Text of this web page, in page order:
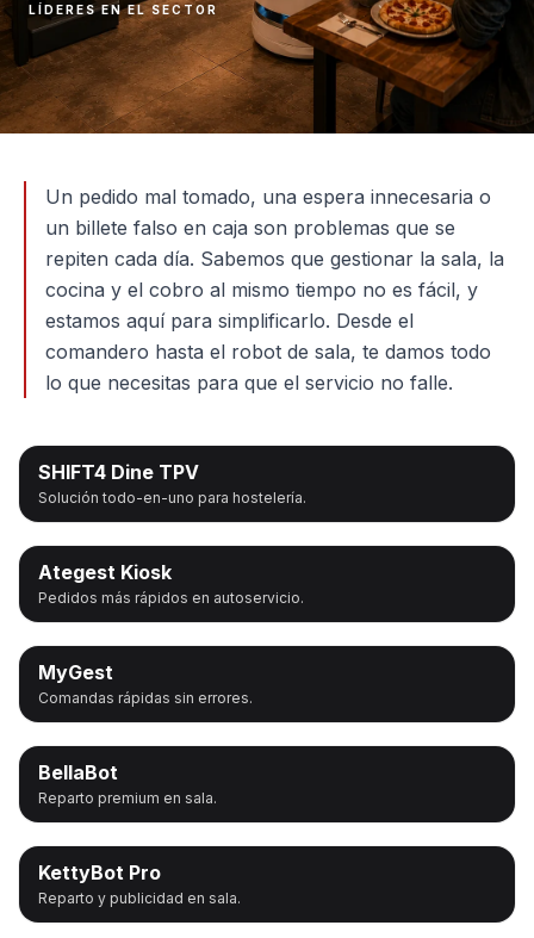
LÍDERES EN EL SECTOR
Un pedido mal tomado, una espera innecesaria o
un billete falso en caja son problemas que se
repiten cada día. Sabemos que gestionar la sala, la
cocina y el cobro al mismo tiempo no es fácil, y
estamos aquí para simplificarlo. Desde el
comandero hasta el robot de sala, te damos todo
lo que necesitas para que el servicio no falle.
SHIFT4 Dine TPV
Solución todo-en-uno para hostelería.
Ategest Kiosk
Pedidos más rápidos en autoservicio.
MyGest
Comandas rápidas sin errores.
BellaBot
Reparto premium en sala.
KettyBot Pro
Reparto y publicidad en sala.